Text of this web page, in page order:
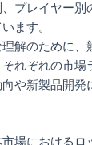
プレイヤー
ます。
解のために、
れぞれの市場
や新製品開発